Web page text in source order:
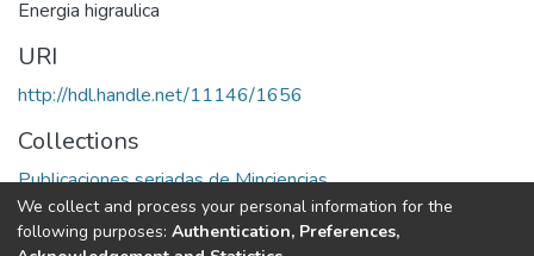
Energia higraulica
URI
http://hdl.handle.net/11146/1656
Collections
Publicaciones seriadas de Minciencias
Full item page
We collect and process your personal information for the
following purposes: Authentication, Preferences,